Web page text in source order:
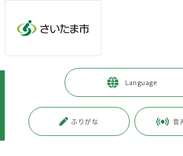
Language
ふりがな 音
市政情報 広報・報道 > 記者へ
>
び明治安田生命保険相互会社及び株式会社つなぐと連